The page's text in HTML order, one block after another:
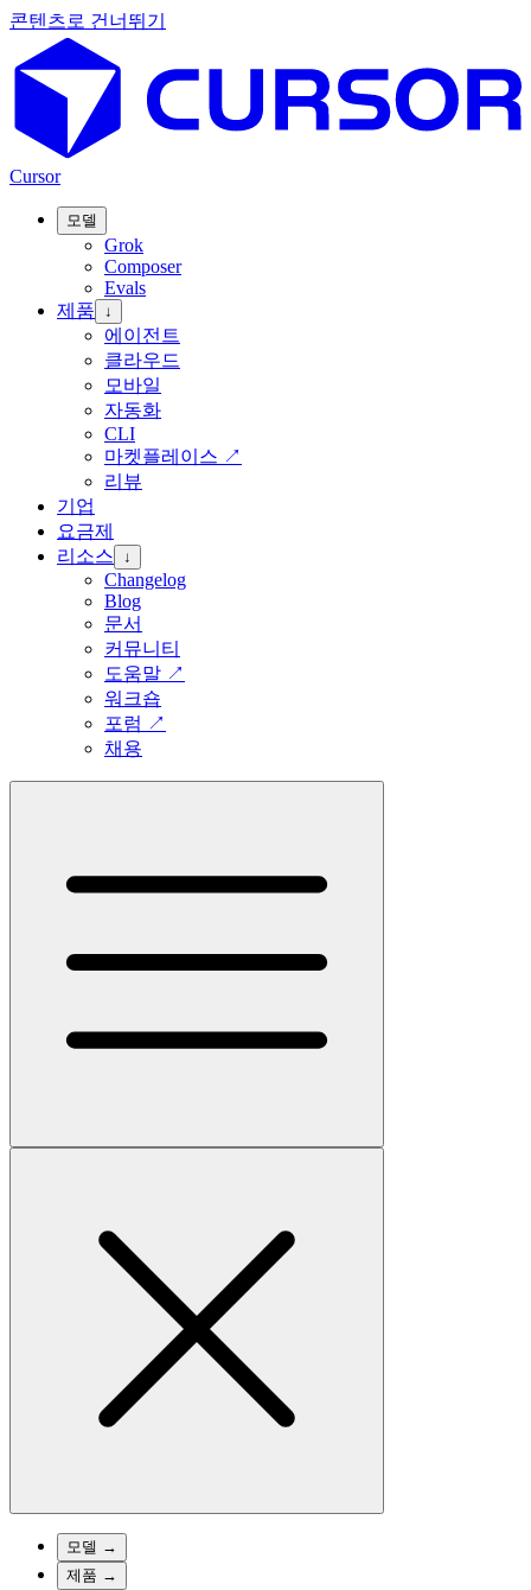
콘텐츠로 건너뛰기
Cursor
모델
Grok
Composer
Evals
제품
↓
에이전트
클라우드
모바일
자동화
CLI
마켓플레이스 ↗
리뷰
기업
요금제
리소스
↓
Changelog
Blog
문서
커뮤니티
도움말 ↗
워크숍
포럼 ↗
채용
모델 →
제품 →